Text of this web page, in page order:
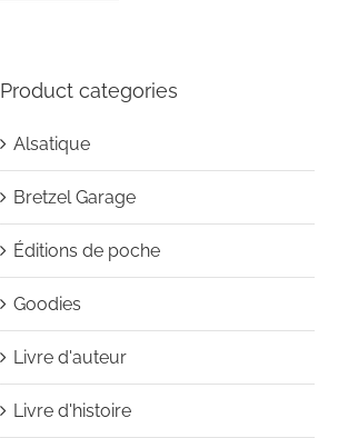
Product categories
Alsatique
Bretzel Garage
Éditions de poche
Goodies
Livre d'auteur
Livre d'histoire